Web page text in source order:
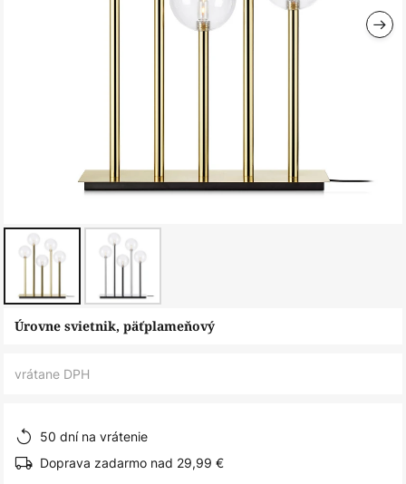
Preskočiť
Úrovne svietnik, päťplameňový
vrátane DPH
50 dní na vrátenie
Doprava zadarmo nad 29,99 €